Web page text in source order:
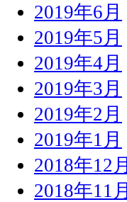
2019年6月
2019年5月
2019年4月
2019年3月
2019年2月
2019年1月
2018年12月
2018年11月